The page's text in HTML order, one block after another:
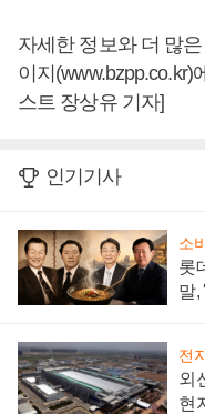
자세한 정보와 더 많
이지(www.bzpp.co.kr)
스트 장상유 기자]
인기기사
소
롯
말,
전
외
현